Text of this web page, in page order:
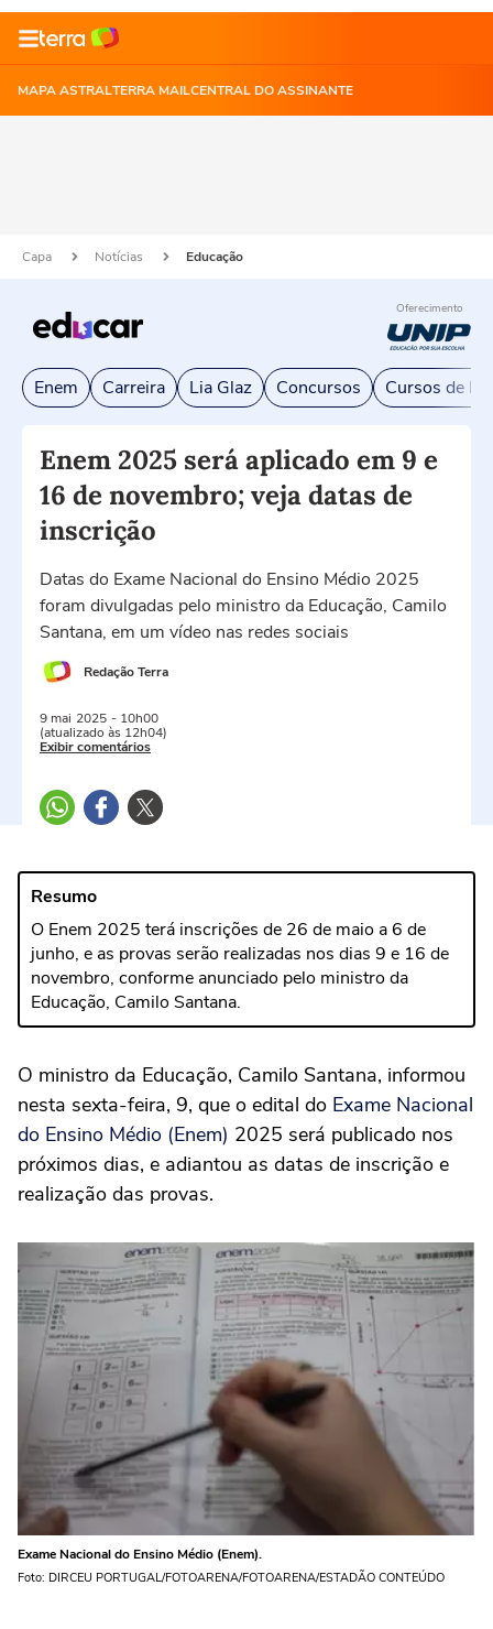
MAPA ASTRALTERRA MAILCENTRAL DO ASSINANTE
Capa Notícias Educação
Oferecimento
Enem Carreira Lia Glaz Concursos Cursos de
Enem 2025 será aplicado em 9 e
16 de novembro; veja datas de
inscrição
Datas do Exame Nacional do Ensino Médio 2025
foram divulgadas pelo ministro da Educação, Camilo
Santana, em um vídeo nas redes sociais
Redação Terra
9 mai 2025 - 10h00
(atualizado às 12h04)
Exibir comentários
Resumo
O Enem 2025 terá inscrições de 26 de maio a 6 de
junho, e as provas serão realizadas nos dias 9 e 16 de
novembro, conforme anunciado pelo ministro da
Educação, Camilo Santana.
O ministro da Educação, Camilo Santana, informou
nesta sexta-feira, 9, que o edital do Exame Nacional
do Ensino Médio (Enem) 2025 será publicado nos
próximos dias, e adiantou as datas de inscrição e
realização das provas.
Exame Nacional do Ensino Médio (Enem).
Foto: DIRCEU PORTUGAL/FOTOARENA/FOTOARENA/ESTADÃO CONTEÚDO